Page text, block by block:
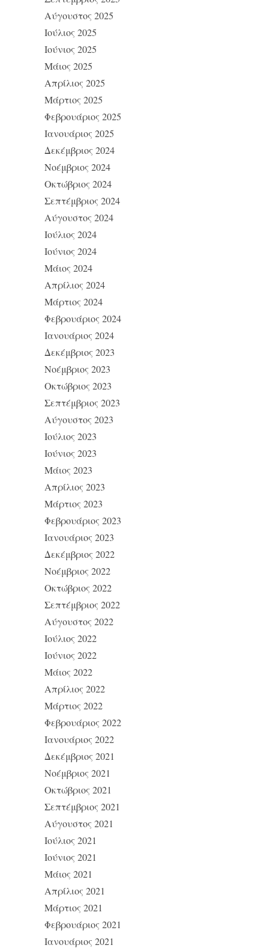
Αύγουστος 2025
Ιούλιος 2025
Ιούνιος 2025
Μάιος 2025
Απρίλιος 2025
Μάρτιος 2025
Φεβρουάριος 2025
Ιανουάριος 2025
Δεκέμβριος 2024
Νοέμβριος 2024
Οκτώβριος 2024
Σεπτέμβριος 2024
Αύγουστος 2024
Ιούλιος 2024
Ιούνιος 2024
Μάιος 2024
Απρίλιος 2024
Μάρτιος 2024
Φεβρουάριος 2024
Ιανουάριος 2024
Δεκέμβριος 2023
Νοέμβριος 2023
Οκτώβριος 2023
Σεπτέμβριος 2023
Αύγουστος 2023
Ιούλιος 2023
Ιούνιος 2023
Μάιος 2023
Απρίλιος 2023
Μάρτιος 2023
Φεβρουάριος 2023
Ιανουάριος 2023
Δεκέμβριος 2022
Νοέμβριος 2022
Οκτώβριος 2022
Σεπτέμβριος 2022
Αύγουστος 2022
Ιούλιος 2022
Ιούνιος 2022
Μάιος 2022
Απρίλιος 2022
Μάρτιος 2022
Φεβρουάριος 2022
Ιανουάριος 2022
Δεκέμβριος 2021
Νοέμβριος 2021
Οκτώβριος 2021
Σεπτέμβριος 2021
Αύγουστος 2021
Ιούλιος 2021
Ιούνιος 2021
Μάιος 2021
Απρίλιος 2021
Μάρτιος 2021
Φεβρουάριος 2021
Ιανουάριος 2021